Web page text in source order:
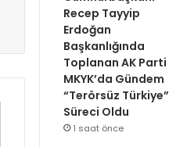
Recep Tayyip
Erdoğan
Başkanlığında
Toplanan AK Parti
MKYK’da Gündem
“Terörsüz Türkiye”
Süreci Oldu
1 saat önce